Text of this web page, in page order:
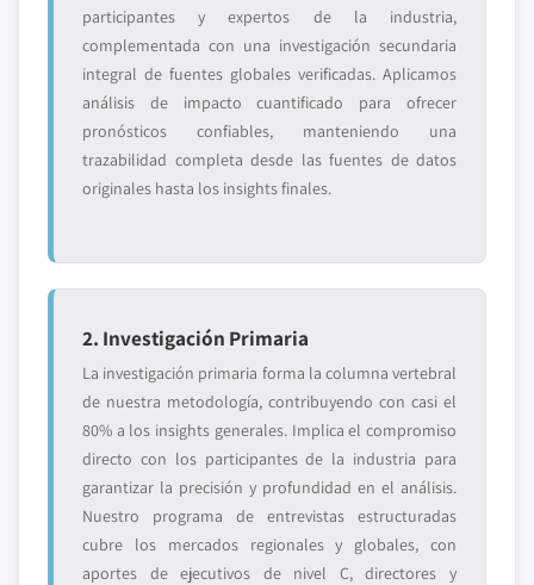
participantes y expertos de la industria,
complementada con una investigación secundaria
integral de fuentes globales verificadas. Aplicamos
análisis de impacto cuantificado para ofrecer
pronósticos confiables, manteniendo una
trazabilidad completa desde las fuentes de datos
originales hasta los insights finales.
2. Investigación Primaria
La investigación primaria forma la columna vertebral
de nuestra metodología, contribuyendo con casi el
80% a los insights generales. Implica el compromiso
directo con los participantes de la industria para
garantizar la precisión y profundidad en el análisis.
Nuestro programa de entrevistas estructuradas
cubre los mercados regionales y globales, con
aportes de ejecutivos de nivel C, directores y